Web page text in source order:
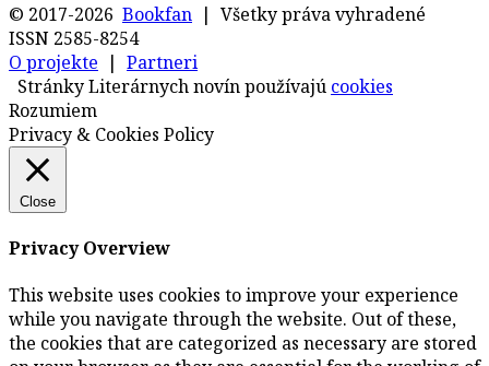
© 2017-2026 Bookfan | Všetky práva vyhradené
ISSN 2585-8254
O projekte | Partneri
Stránky Literárnych novín používajú cookies
Rozumiem
Privacy & Cookies Policy
Close
Privacy Overview
This website uses cookies to improve your experience
while you navigate through the website. Out of these,
the cookies that are categorized as necessary are stored